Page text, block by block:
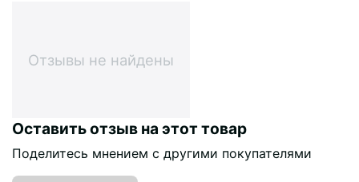
Отзывы не найдены
Оставить отзыв на этот товар
Поделитесь мнением с другими покупателями